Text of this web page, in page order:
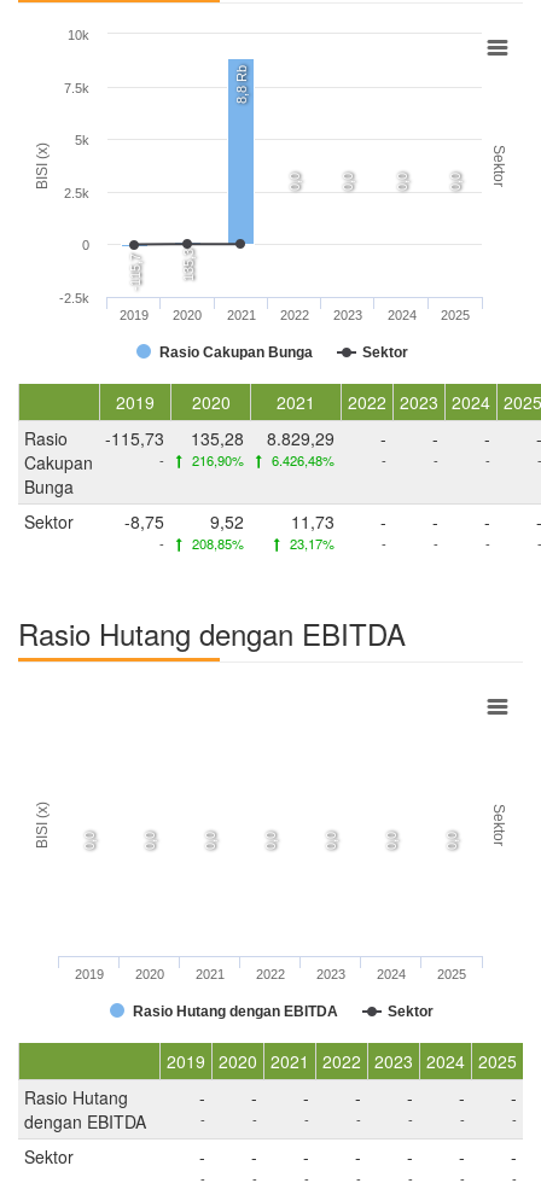
BISI (x) Sektor
-115,7 135,3
8,8 Rb
0,0 0,0 0,0 0,0
Rasio Cakupan Bunga Sektor
2019 2020 2021 2022 2023 2024 2025
-2.5k
0
2.5k
5k
7.5k
10k
2019 2020 2021 2022 2023 2024 2025
Rasio
Cakupan
Bunga
-115,73
-
135,28
216,90%
8.829,29
6.426,48%
-
-
-
-
-
-
-
-
Sektor -8,75
-
9,52
208,85%
11,73
23,17%
-
-
-
-
-
-
-
-
Rasio Hutang dengan EBITDA
BISI (x) Sektor
0,0 0,0 0,0 0,0 0,0 0,0 0,0
Rasio Hutang dengan EBITDA Sektor
2019 2020 2021 2022 2023 2024 2025
2019 2020 2021 2022 2023 2024 2025
Rasio Hutang
dengan EBITDA
-
-
-
-
-
-
-
-
-
-
-
-
-
-
Sektor -
-
-
-
-
-
-
-
-
-
-
-
-
-